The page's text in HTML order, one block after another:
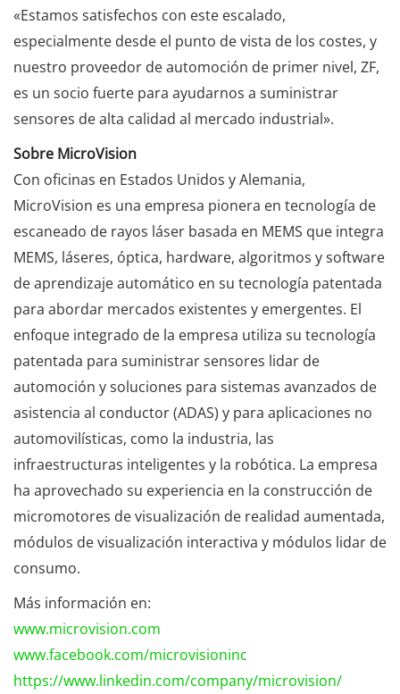
«Estamos satisfechos con este escalado,
especialmente desde el punto de vista de los costes, y
nuestro proveedor de automoción de primer nivel, ZF,
es un socio fuerte para ayudarnos a suministrar
sensores de alta calidad al mercado industrial».
Sobre MicroVision
Con oficinas en Estados Unidos y Alemania,
MicroVision es una empresa pionera en tecnología de
escaneado de rayos láser basada en MEMS que integra
MEMS, láseres, óptica, hardware, algoritmos y software
de aprendizaje automático en su tecnología patentada
para abordar mercados existentes y emergentes. El
enfoque integrado de la empresa utiliza su tecnología
patentada para suministrar sensores lidar de
automoción y soluciones para sistemas avanzados de
asistencia al conductor (ADAS) y para aplicaciones no
automovilísticas, como la industria, las
infraestructuras inteligentes y la robótica. La empresa
ha aprovechado su experiencia en la construcción de
micromotores de visualización de realidad aumentada,
módulos de visualización interactiva y módulos lidar de
consumo.
Más información en:
www.microvision.com
www.facebook.com/microvisioninc
https://www.linkedin.com/company/microvision/